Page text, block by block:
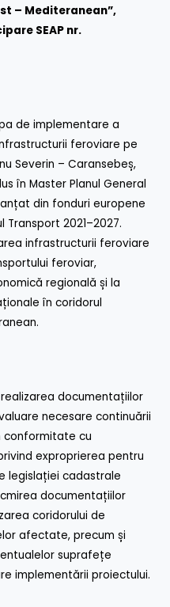
– Mediteranean”,
SEAP nr.
de implementare a
feroviare pe
Severin – Caransebeș,
în Master Planul General
din fonduri europene
Transport 2021–2027.
infrastructurii feroviare
feroviar,
regională și la
în coridorul
documentațiilor
necesare continuării
conformitate cu
exproprierea pentru
legislației cadastrale
documentațiilor
coridorului de
afectate, precum și
suprafețe
implementării proiectului.